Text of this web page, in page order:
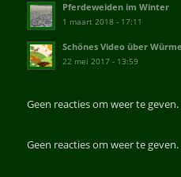
Pferdeweiden im Winter
1 maart 2018 - 17:11
Schönes Video über
22 mei 2017 - 13:59
Geen reacties om weer te geven.
Geen reacties om weer te geven.